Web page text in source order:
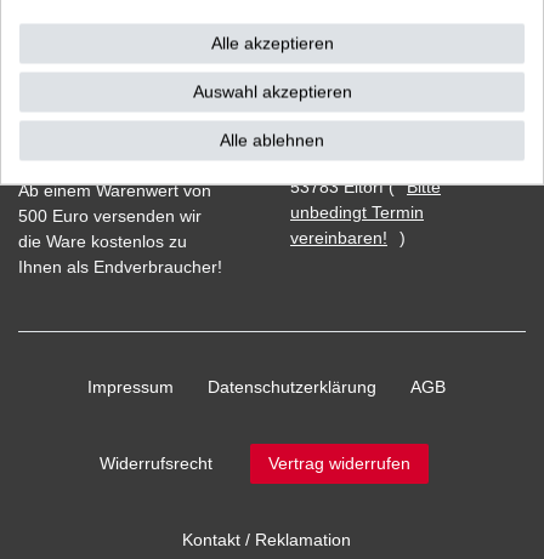
Ab einem Warenwert von
500 Euro versenden wir
die Ware kostenlos zu
Ihnen als Endverbraucher!
Vorkasse
Barzahlung bei Abholung in
53783 Eitorf (
Bitte
unbedingt Termin
vereinbaren!
)
Impressum Daten­schutz­erklärung AGB
Widerrufs­recht Vertrag widerrufen
Kontakt / Reklamation
Alle akzeptieren
Auswahl akzeptieren
Alle ablehnen